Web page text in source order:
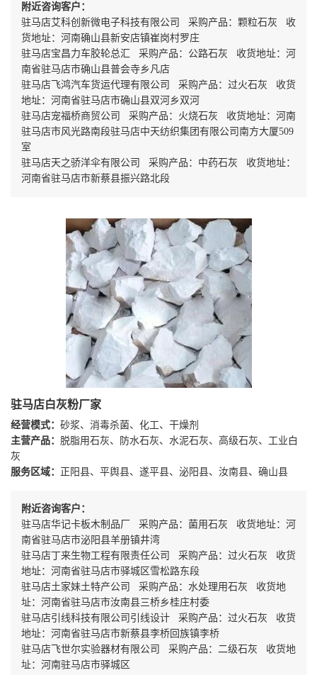
附近咨询客户：
驻马店艾科创新微电子科技有限公司 采购产品：颗粒石灰 收
货地址：河南确山县新安店镇崔岗村罗庄
驻马店宝昌力车胶轮总汇 采购产品：公路石灰 收货地址：河
南省驻马店市确山县普会寺乡凡店
驻马店飞鸿汽车货运代理有限公司 采购产品：过火石灰 收货
地址：河南省驻马店市确山县双河乡双河
驻马店宠福桥商贸公司 采购产品：火烧石灰 收货地址：河南
驻马店市风光路南段驻马店中天纺织集团有限公司南方大厦509
室
驻马店天之骄洋伞有限公司 采购产品：中药石灰 收货地址：
河南省驻马店市新蔡县振兴路北段
驻马店白灰粉厂家
经营模式： 砂浆、消毒杀菌、化工、干燥剂
主营产品： 脱脂用石灰、防水石灰、水泥石灰、高级石灰、工业白
灰
服务区域： 正阳县、平舆县、遂平县、泌阳县、汝南县、确山县
附近咨询客户：
驻马店华记卡板木制品厂 采购产品：菌用石灰 收货地址：河
南省驻马店市泌阳县羊册镇井湾
驻马店丁来生物工程有限责任公司 采购产品：过火石灰 收货
地址：河南省驻马店市驿城区雪松路东段
驻马店土家妹土特产公司 采购产品：水处理用石灰 收货地
址：河南省驻马店市汝南县三桥乡桂庄村委
驻马店引线科技有限公司引线设计 采购产品：过火石灰 收货
地址：河南省驻马店市新蔡县李桥回族镇李桥
驻马店飞世尔实验器材有限公司 采购产品：二级石灰 收货地
址：河南驻马店市驿城区